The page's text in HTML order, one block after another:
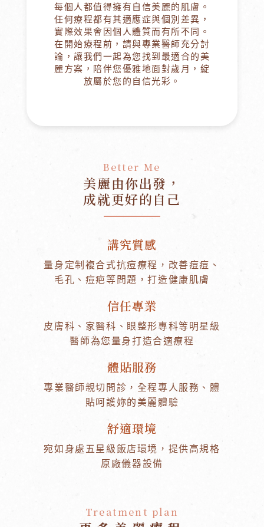
每個人都值得擁有自信美麗的肌膚。
任何療程都有其適應症與個別差異，
實際效果會因個人體質而有所不同。
在開始療程前，請與專業醫師充分討
論，讓我們一起為您找到最適合的美
麗方案，陪伴您優雅地面對歲月，綻
放屬於您的自信光彩。
Better Me
美麗由你出發，
成就更好的自己
講究質感
量身定制複合式抗痘療程，改善痘痘、
毛孔、痘疤等問題，打造健康肌膚
信任專業
皮膚科、家醫科、眼整形專科等明星級
醫師為您量身打造合適療程
體貼服務
專業醫師親切問診，全程專人服務、體
貼呵護妳的美麗體驗
舒適環境
宛如身處五星級飯店環境，提供高規格
原廠儀器設備
Treatment plan